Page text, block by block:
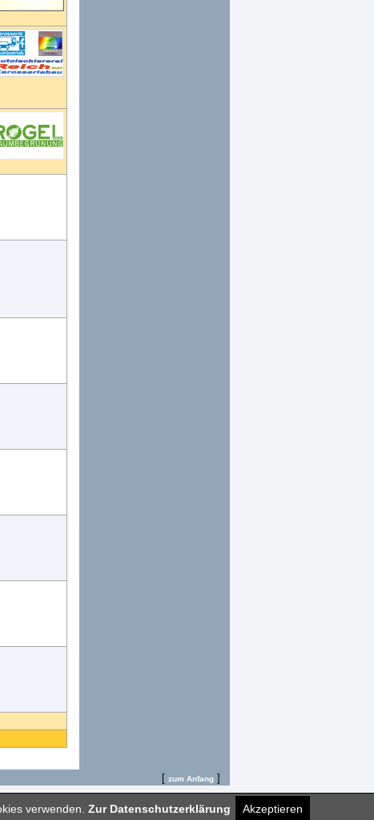
verwenden. Zur Datenschutzerklärung Akzeptieren
[ zum Anfang ]